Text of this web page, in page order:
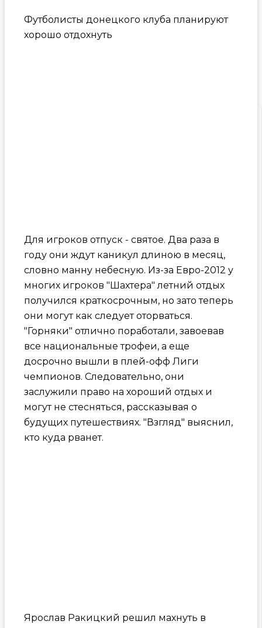
Футболисты донецкого клуба планируют
хорошо отдохнуть
Для игроков отпуск - святое. Два раза в
году они ждут каникул длиною в месяц,
словно манну небесную. Из-за Евро-2012 у
многих игроков "Шахтера" летний отдых
получился краткосрочным, но зато теперь
они могут как следует оторваться.
"Горняки" отлично поработали, завоевав
все национальные трофеи, а еще
досрочно вышли в плей-офф Лиги
чемпионов. Следовательно, они
заслужили право на хороший отдых и
могут не стесняться, рассказывая о
будущих путешествиях. "Взгляд" выяснил,
кто куда рванет.
Ярослав Ракицкий решил махнуть в